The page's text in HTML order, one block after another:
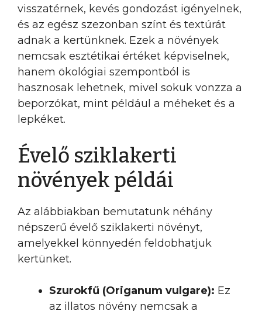
visszatérnek, kevés gondozást igényelnek,
és az egész szezonban színt és textúrát
adnak a kertünknek. Ezek a növények
nemcsak esztétikai értéket képviselnek,
hanem ökológiai szempontból is
hasznosak lehetnek, mivel sokuk vonzza a
beporzókat, mint például a méheket és a
lepkéket.
Évelő sziklakerti
növények példái
Az alábbiakban bemutatunk néhány
népszerű évelő sziklakerti növényt,
amelyekkel könnyedén feldobhatjuk
kertünket.
Szurokfű (Origanum vulgare): Ez
az illatos növény nemcsak a